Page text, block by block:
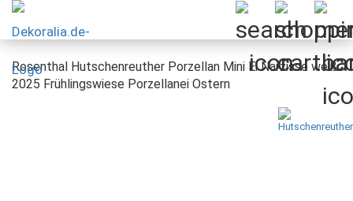
Rosenthal Hutschenreuther Porzellan Mini Ei Narzisse weiß
2025 Frühlingswiese Porzellanei Ostern